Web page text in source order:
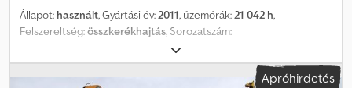
Állapot: használt, Gyártási év:2011, üzemórák:21 042 h,
Felszereltség:összkerékhajtás, Sorozatszám:
VATZ0459KZB029221 Cedpfx Akoy Nuq No Ejrf Pfreundt PControl
mérleg Gyártási év: 2011 – Üzemóra: 21 042 h Megengedett
össztömeg: 28 000 kg Klímaberendezés Ülésfűtés ésApróhirdetés